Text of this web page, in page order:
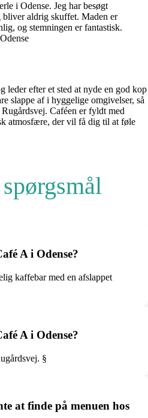
i Odense. Jeg har besøgt
bliver aldrig skuffet. Maden er
og stemningen er fantastisk.
leder efter et sted at nyde en god kop
slappe af i hyggelige omgivelser, så
Caféen er fyldt med
atmosfære, der vil få dig til at føle
A i Odense?
kaffebar med en afslappet
A i Odense?
§
at finde på menuen hos